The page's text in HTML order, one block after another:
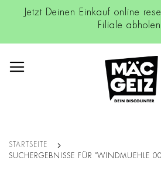
Jetzt Deinen Einkauf online
Filiale
STARTSEITE
SUCHERGEBNISSE FÜR "WINDMUEHLE